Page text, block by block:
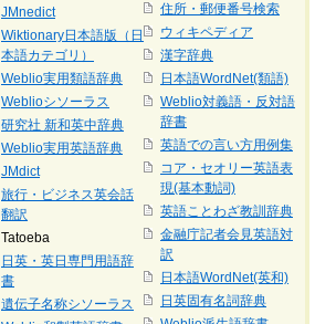
JMnedict
Wiktionary日本語版（日
本語カテゴリ）
Weblio実用類語辞典
Weblioシソーラス
研究社 新和英中辞典
Weblio実用英語辞典
JMdict
旅行・ビジネス英会話
翻訳
Tatoeba
日英・英日専門用語辞
書
遺伝子名称シソーラス
住所・郵便番号検索
ウィキペディア
漢字辞典
日本語WordNet(類語)
Weblio対義語・反対語
辞書
英語での言い方用例集
コア・セオリー英語表
現(基本動詞)
英語ことわざ教訓辞典
金融庁記者会見英語対
訳
日本語WordNet(英和)
日英固有名詞辞典